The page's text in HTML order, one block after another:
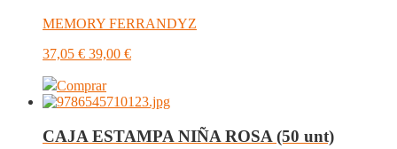
MEMORY FERRANDYZ
37,05 € 39,00 €
Comprar
CAJA ESTAMPA NIÑA ROSA (50 unt)